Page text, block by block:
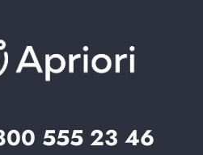
555 23 46